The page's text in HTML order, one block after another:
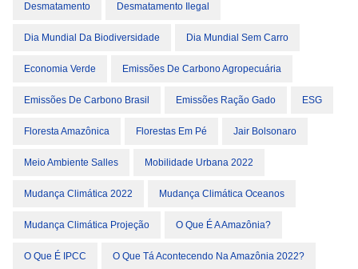
Desmatamento Desmatamento Ilegal
Dia Mundial Da Biodiversidade Dia Mundial Sem Carro
Economia Verde Emissões De Carbono Agropecuária
Emissões De Carbono Brasil Emissões Ração Gado ESG
Floresta Amazônica Florestas Em Pé Jair Bolsonaro
Meio Ambiente Salles Mobilidade Urbana 2022
Mudança Climática 2022 Mudança Climática Oceanos
Mudança Climática Projeção O Que É A Amazônia?
O Que É IPCC O Que Tá Acontecendo Na Amazônia 2022?